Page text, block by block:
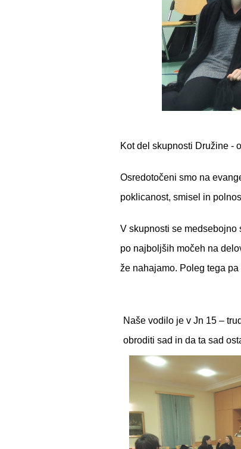
Kot del skupnosti Družine -
Osredotočeni smo na
poklicanost, smisel in
V skupnosti se medsebojno
po najboljših močeh na
že nahajamo. Poleg tega
Naše vodilo je v Jn 15 –
obroditi sad in da ta sad